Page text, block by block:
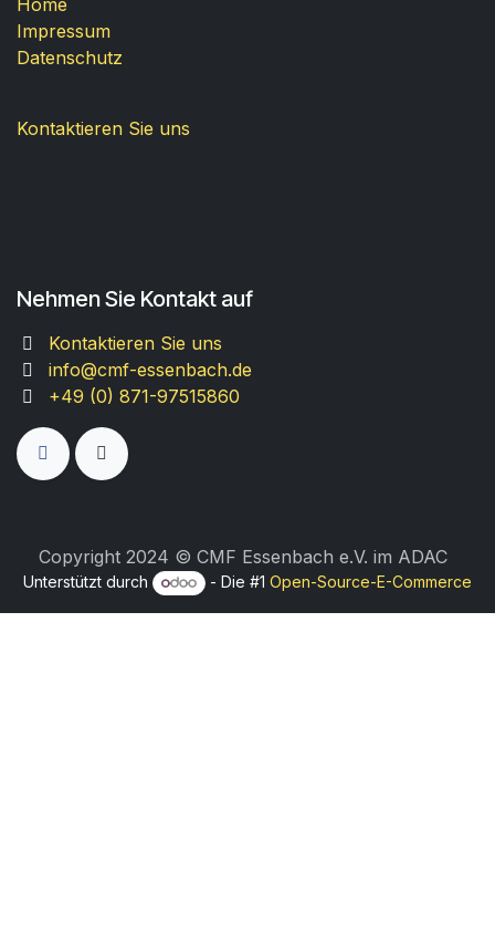
Impressum
Datenschutz
Kontaktieren Sie uns
Nehmen Sie Kontakt auf
Kontaktieren Sie uns
info@cmf-essenbach.de
+49 (0) 871-97515860
Copyright 2024 © CMF Essenbach e.V. im ADAC
Unterstützt durch - Die #1Open-Source-E-Commerce